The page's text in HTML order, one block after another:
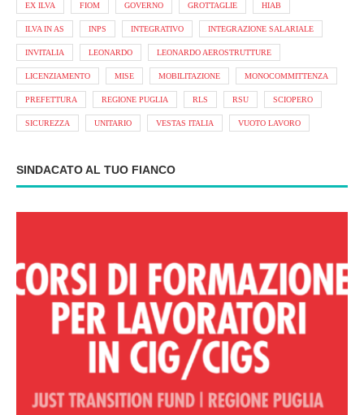
EX ILVA FIOM GOVERNO GROTTAGLIE HIAB
ILVA IN AS INPS INTEGRATIVO INTEGRAZIONE SALARIALE
INVITALIA LEONARDO LEONARDO AEROSTRUTTURE
LICENZIAMENTO MISE MOBILITAZIONE MONOCOMMITTENZA
PREFETTURA REGIONE PUGLIA RLS RSU SCIOPERO
SICUREZZA UNITARIO VESTAS ITALIA VUOTO LAVORO
SINDACATO AL TUO FIANCO